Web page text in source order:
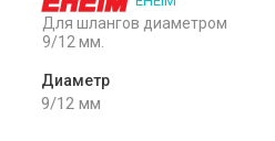
Для шлангов диаметром
9/12 мм.
Диаметр
9/12 мм